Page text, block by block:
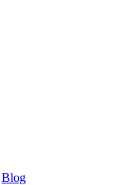
Blog